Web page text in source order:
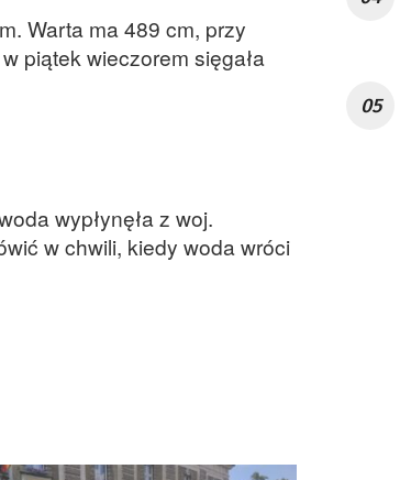
Warta ma 489 cm, przy
piątek wieczorem sięgała
wypłynęła z woj.
w chwili, kiedy woda wróci